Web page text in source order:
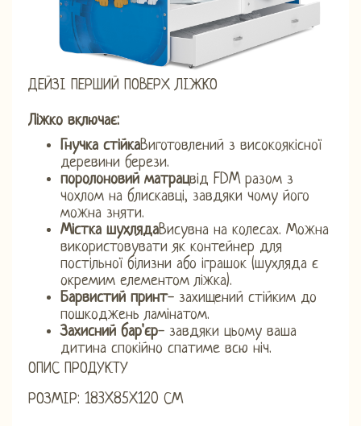
ДЕЙЗІ ПЕРШИЙ ПОВЕРХ ЛІЖКО
Ліжко включає:
Гнучка стійкаВиготовлений з високоякісної
деревини берези.
поролоновий матрацвід FDM разом з
чохлом на блискавці, завдяки чому його
можна зняти.
Містка шухлядаВисувна на колесах. Можна
використовувати як контейнер для
постільної білизни або іграшок (шухляда є
окремим елементом ліжка).
Барвистий принт- захищений стійким до
пошкоджень ламінатом.
Захисний бар'єр- завдяки цьому ваша
дитина спокійно спатиме всю ніч.
ОПИС ПРОДУКТУ
РОЗМІР: 183X85X120 СМ